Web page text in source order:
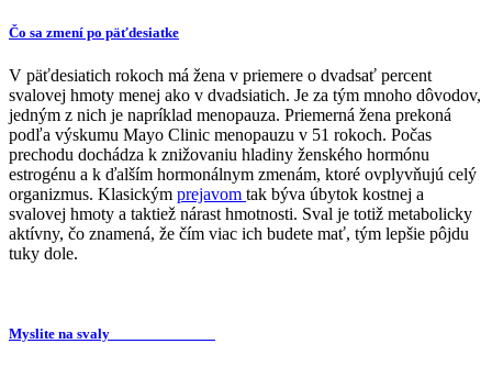
Čo sa zmení po päťdesiatke
V päťdesiatich rokoch má žena v priemere o dvadsať percent
svalovej hmoty menej ako v dvadsiatich. Je za tým mnoho dôvodov,
jedným z nich je napríklad menopauza. Priemerná žena prekoná
podľa výskumu Mayo Clinic menopauzu v 51 rokoch. Počas
prechodu dochádza k znižovaniu hladiny ženského hormónu
estrogénu a k ďalším hormonálnym zmenám, ktoré ovplyvňujú celý
organizmus. Klasickým prejavom tak býva úbytok kostnej a
svalovej hmoty a taktiež nárast hmotnosti. Sval je totiž metabolicky
aktívny, čo znamená, že čím viac ich budete mať, tým lepšie pôjdu
tuky dole.
Myslite na svaly